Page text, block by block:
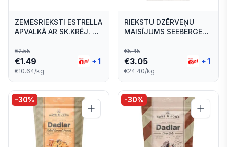
ZEMESRIEKSTI ESTRELLA
APVALKĀ AR SK.KRĒJ. UN
€2.55
€1.49
€10.64/kg
+1
RIEKSTU DZĒRVEŅU
MAISĪJUMS SEEBERGER
€5.45
€3.05
€24.40/kg
+1
-30% -30%